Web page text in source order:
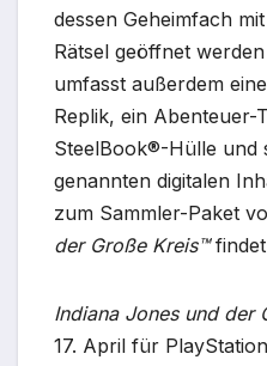
dessen Geheimfach
Rätsel geöffnet
umfasst außerdem
Replik, ein Abenteuer-
SteelBook®-Hülle und
genannten digitalen
zum Sammler-Paket
der Große Kreis™
Indiana Jones und der
17. April für